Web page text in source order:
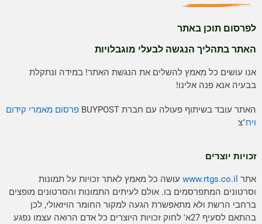
לפרסום תוכן באתר
האתר בתהליך הנגשה לבעלי מוגבלויות
אנו עושים כל מאמץ להשלים את הנגשת האתר! במידה ונתקלת
בבעיה אנא פנה אלינו!
האתר עובד בשיתוף פעולה עם חברת BUYPOST
פרסום מאמרי קידום
ויח"צ
זכויות יוצרים
אתרwww.rtgs.co.ilעושה כל מאמץ לאתר זכויות על תמונות
וסרטונים המתפרסמים בו. אולם לעיתים התמונות והסרטונים מופצים
ברחבי הרשת ולא מתאפשרת הגעה למקור החומר הויזאולי, לכן
בהתאם לסעיף 27א' לחוק זכויות היוצרים כל אדם הרואה עצמו נפגע